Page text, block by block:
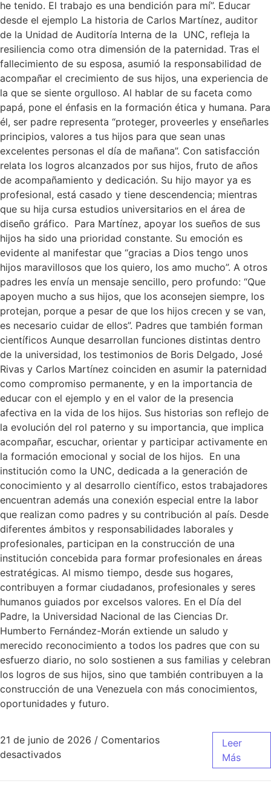
he tenido. El trabajo es una bendición para mí”. Educar
desde el ejemplo La historia de Carlos Martínez, auditor
de la Unidad de Auditoría Interna de la UNC, refleja la
resiliencia como otra dimensión de la paternidad. Tras el
fallecimiento de su esposa, asumió la responsabilidad de
acompañar el crecimiento de sus hijos, una experiencia de
la que se siente orgulloso. Al hablar de su faceta como
papá, pone el énfasis en la formación ética y humana. Para
él, ser padre representa “proteger, proveerles y enseñarles
principios, valores a tus hijos para que sean unas
excelentes personas el día de mañana”. Con satisfacción
relata los logros alcanzados por sus hijos, fruto de años
de acompañamiento y dedicación. Su hijo mayor ya es
profesional, está casado y tiene descendencia; mientras
que su hija cursa estudios universitarios en el área de
diseño gráfico. Para Martínez, apoyar los sueños de sus
hijos ha sido una prioridad constante. Su emoción es
evidente al manifestar que “gracias a Dios tengo unos
hijos maravillosos que los quiero, los amo mucho”. A otros
padres les envía un mensaje sencillo, pero profundo: “Que
apoyen mucho a sus hijos, que los aconsejen siempre, los
protejan, porque a pesar de que los hijos crecen y se van,
es necesario cuidar de ellos”. Padres que también forman
científicos Aunque desarrollan funciones distintas dentro
de la universidad, los testimonios de Boris Delgado, José
Rivas y Carlos Martínez coinciden en asumir la paternidad
como compromiso permanente, y en la importancia de
educar con el ejemplo y en el valor de la presencia
afectiva en la vida de los hijos. Sus historias son reflejo de
la evolución del rol paterno y su importancia, que implica
acompañar, escuchar, orientar y participar activamente en
la formación emocional y social de los hijos. En una
institución como la UNC, dedicada a la generación de
conocimiento y al desarrollo científico, estos trabajadores
encuentran además una conexión especial entre la labor
que realizan como padres y su contribución al país. Desde
diferentes ámbitos y responsabilidades laborales y
profesionales, participan en la construcción de una
institución concebida para formar profesionales en áreas
estratégicas. Al mismo tiempo, desde sus hogares,
contribuyen a formar ciudadanos, profesionales y seres
humanos guiados por excelsos valores. En el Día del
Padre, la Universidad Nacional de las Ciencias Dr.
Humberto Fernández-Morán extiende un saludo y
merecido reconocimiento a todos los padres que con su
esfuerzo diario, no solo sostienen a sus familias y celebran
los logros de sus hijos, sino que también contribuyen a la
construcción de una Venezuela con más conocimientos,
oportunidades y futuro.
21 de junio de 2026 / Comentarios
desactivados
Leer
Más